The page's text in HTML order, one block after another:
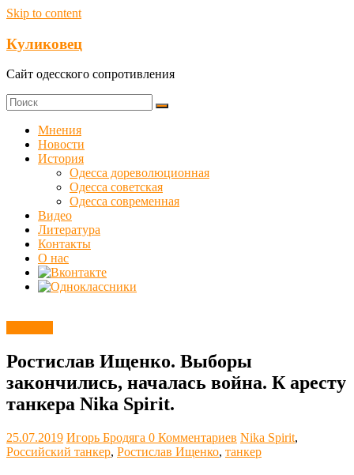
Skip to content
Куликовец
Сайт одесского сопротивления
Мнения
Новости
История
Одесса дореволюционная
Одесса советская
Одесса современная
Видео
Литература
Контакты
О нас
Ростислав Ищенко. Выборы
закончились, началась война. К аресту
танкера Nika Spirit.
25.07.2019 Игорь Бродяга 0 Комментариев Nika Spirit,
Российский танкер, Ростислав Ищенко, танкер